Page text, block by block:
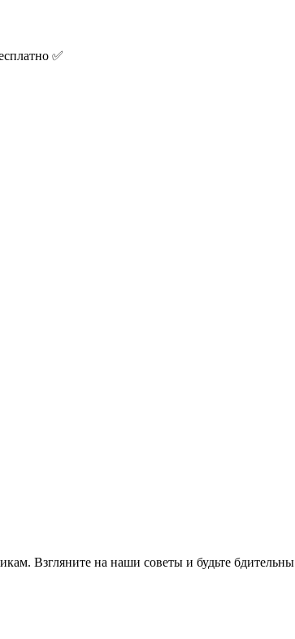
✅
Взгляните на наши советы и будьте бдительны